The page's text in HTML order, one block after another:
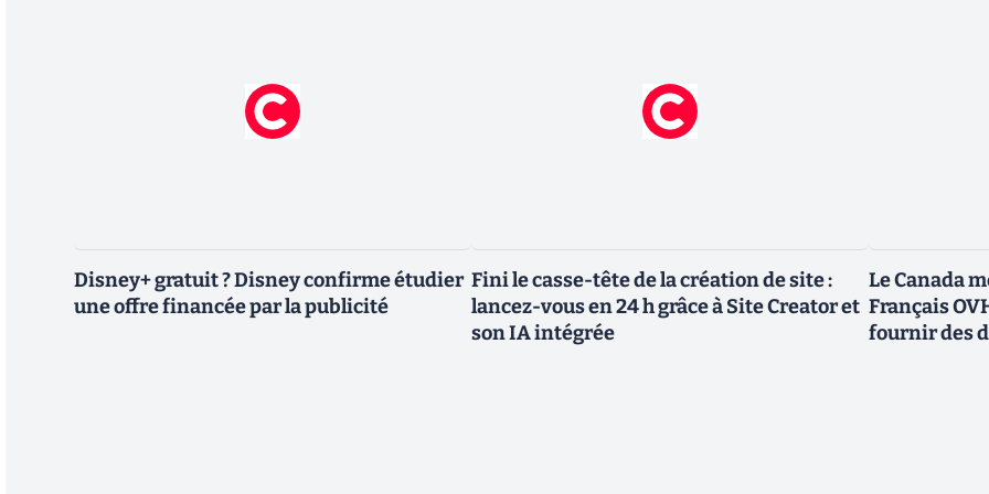
Disney+ gratuit ? Disney confirme étudier
une offre financée par la publicité
Fini le casse-tête de la création de site :
lancez-vous en 24 h grâce à Site Creator et
son IA intégrée
Le Canada
Français
fournir des